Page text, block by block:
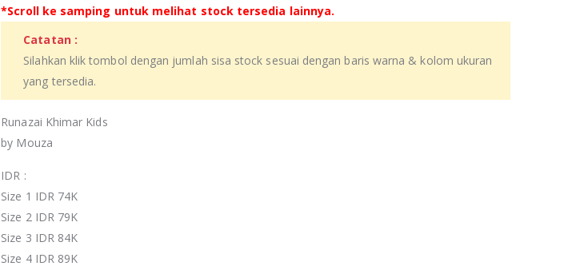
*Scroll ke samping untuk melihat stock tersedia lainnya.
Catatan :
Silahkan klik tombol dengan jumlah sisa stock sesuai dengan baris warna & kolom ukuran
yang tersedia.
Runazai Khimar Kids
by Mouza
IDR :
Size 1 IDR 74K
Size 2 IDR 79K
Size 3 IDR 84K
Size 4 IDR 89K